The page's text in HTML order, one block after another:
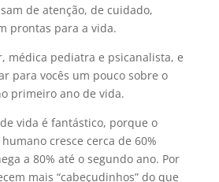
de atenção, de cuidado,
prontas para a vida.
médica pediatra e psicanalista, e
para vocês um pouco sobre o
primeiro ano de vida.
vida é fantástico, porque o
cresce cerca de 60%
a 80% até o segundo ano. Por
mais “cabeçudinhos” do que